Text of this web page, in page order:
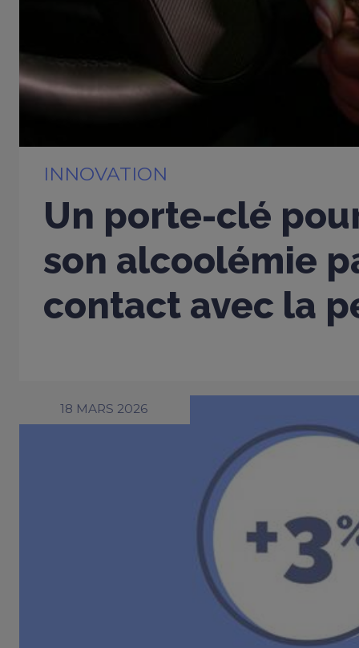
INNOVATION
Un porte-clé
son alcoolémie
contact avec la
18 MARS 2026